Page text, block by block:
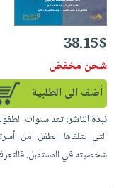
إختياراتنا
كتب
صندوق
القراءة
English
books
iKitab
بلا
حدود
أسئلة
طرحها
تحميل
iKitab
أسئلة
يتكرر
طرحها
تحميل
masmu3
على
Android
تحميل
masmu3
المواضيع
الأكثر
مبيعاً
إختياراتنا
وسائل
تعليمية
صندوق
تعليمية
والعناية
الشخصية
جديد
الكل
أجهزة
38.15$
شحن مخفض
أضف الى الطلبية
نبذة الناشر:تعد سنوات
التي يتلقاها الطفل من
شخصيته في المستقبل.